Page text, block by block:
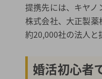
提携先には、キヤノ
株式会社、大正製
約20,000社の法人と
婚活初心者